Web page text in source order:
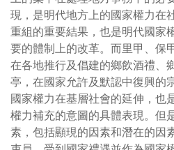
現，是明代地方上的國家權力在
重組的重要結果，也是明代國家
要的體制上的改革。而里甲、保
在各地推行及倡建的鄉飲酒禮、
亭，在國家允許及默認中復興的
國家權力在基層社會的延伸，也
權力補充的意圖的具體表現。但
素，包括顯現的因素和潛在的因